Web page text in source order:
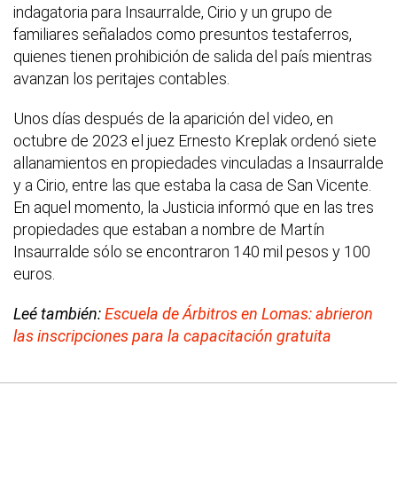
indagatoria para Insaurralde, Cirio y un grupo de
familiares señalados como presuntos testaferros,
quienes tienen prohibición de salida del país mientras
avanzan los peritajes contables.
Unos días después de la aparición del video, en
octubre de 2023 el juez Ernesto Kreplak ordenó siete
allanamientos en propiedades vinculadas a Insaurralde
y a Cirio, entre las que estaba la casa de San Vicente.
En aquel momento, la Justicia informó que en las tres
propiedades que estaban a nombre de Martín
Insaurralde sólo se encontraron 140 mil pesos y 100
euros.
Leé también:Escuela de Árbitros en Lomas: abrieron
las inscripciones para la capacitación gratuita